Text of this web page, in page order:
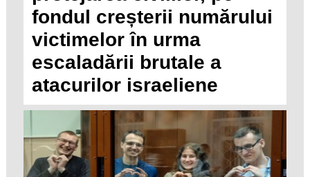
fondul creșterii numărului
victimelor în urma
escaladării brutale a
atacurilor israeliene